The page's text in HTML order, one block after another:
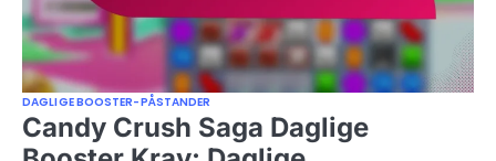
DAGLIGE BOOSTER-PÅSTANDER
Candy Crush Saga Daglige